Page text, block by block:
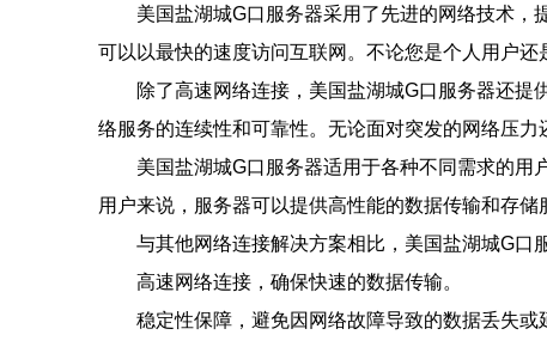
美国盐湖城G口服务器采用了先进的网络技术
可以以最快的速度访问互联网。不论您是个人用户还
除了高速网络连接，美国盐湖城G口服务器还
络服务的连续性和可靠性。无论面对突发的网络压
美国盐湖城G口服务器适用于各种不同需求的
用户来说，服务器可以提供高性能的数据传输和存储
与其他网络连接解决方案相比，美国盐湖城G口
高速网络连接，确保快速的数据传输。
稳定性保障，避免因网络故障导致的数据丢失或